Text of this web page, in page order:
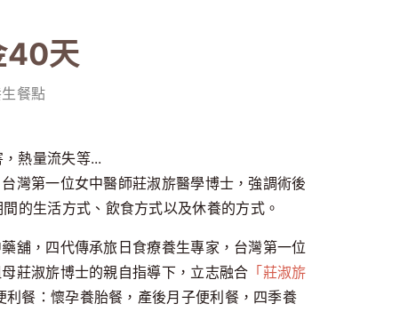
40天
餐點
熱量流失等...
灣第一位女中醫師莊淑旂醫學博士，強調術後
的生活方式、飲食方式以及休養的方式。
舖，四代傳承旅日食療養生專家，台灣第一位
莊淑旂博士的親自指導下，立志融合 「莊淑旂
利餐：懷孕養胎餐，產後月子便利餐，四季養